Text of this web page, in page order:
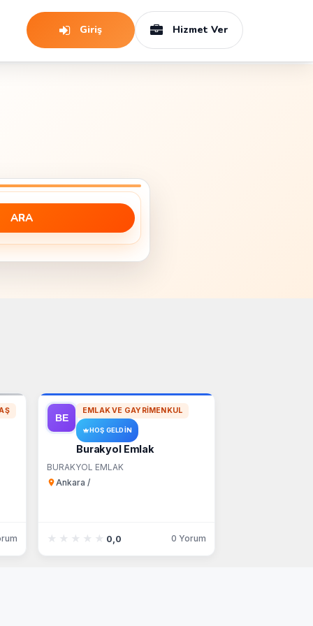
Giriş Hizmet Ver
ARA
EMLAK VE GAYRIMENKUL
HOŞ GELDIN
Burakyol Emlak
BURAKYOL EMLAK
Ankara /
★★★★★
★★★★★ 0,0 0 Yorum